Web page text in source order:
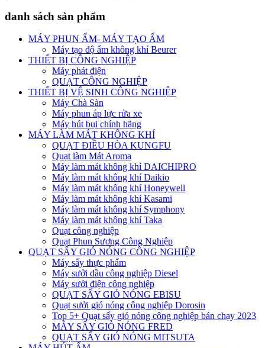
danh sách sản phẩm
MÁY PHUN ẨM- MÁY TẠO ẨM
Máy tạo độ ẩm không khí Beurer
THIẾT BỊ CÔNG NGHIỆP
Máy phát điện
QUẠT CÔNG NGHIỆP
THIẾT BỊ VỆ SINH CÔNG NGHIỆP
Máy Chà Sàn
Máy phun áp lực rửa xe
Máy hút bụi chính hãng
MÁY LÀM MÁT KHÔNG KHÍ
QUẠT ĐIỀU HÒA KUNGFU
Quạt làm Mát Aroma
Máy làm mát không khí DAICHIPRO
Máy làm mát không khí Daikio
Máy làm mát không khí Honeywell
Máy làm mát không khí Kasami
Máy làm mát không khí Symphony
Máy làm mát không khí Taka
Quạt công nghiệp
Quạt Phun Sương Công Nghiệp
QUẠT SẤY GIÓ NÓNG CÔNG NGHIỆP
Máy sấy thực phẩm
Máy sưởi dầu công nghiệp Diesel
Máy sưởi điện công nghiệp
QUẠT SẤY GIÓ NÓNG EBISU
Quạt sưởi gió nóng công nghiệp Dorosin
Top 5+ Quạt sấy gió nóng công nghiệp bán chạy 2023
MÁY SẤY GIÓ NÓNG FRED
QUẠT SẤY GIÓ NÓNG MITSUTA